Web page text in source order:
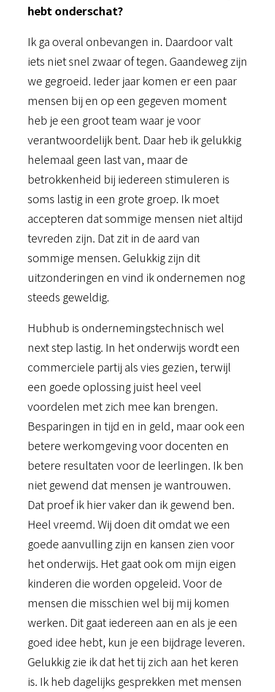
hebt onderschat?
Ik ga overal onbevangen in. Daardoor valt
iets niet snel zwaar of tegen. Gaandeweg zijn
we gegroeid. Ieder jaar komen er een paar
mensen bij en op een gegeven moment
heb je een groot team waar je voor
verantwoordelijk bent. Daar heb ik gelukkig
helemaal geen last van, maar de
betrokkenheid bij iedereen stimuleren is
soms lastig in een grote groep. Ik moet
accepteren dat sommige mensen niet altijd
tevreden zijn. Dat zit in de aard van
sommige mensen. Gelukkig zijn dit
uitzonderingen en vind ik ondernemen nog
steeds geweldig.
Hubhub is ondernemingstechnisch wel
next step lastig. In het onderwijs wordt een
commerciele partij als vies gezien, terwijl
een goede oplossing juist heel veel
voordelen met zich mee kan brengen.
Besparingen in tijd en in geld, maar ook een
betere werkomgeving voor docenten en
betere resultaten voor de leerlingen. Ik ben
niet gewend dat mensen je wantrouwen.
Dat proef ik hier vaker dan ik gewend ben.
Heel vreemd. Wij doen dit omdat we een
goede aanvulling zijn en kansen zien voor
het onderwijs. Het gaat ook om mijn eigen
kinderen die worden opgeleid. Voor de
mensen die misschien wel bij mij komen
werken. Dit gaat iedereen aan en als je een
goed idee hebt, kun je een bijdrage leveren.
Gelukkig zie ik dat het tij zich aan het keren
is. Ik heb dagelijks gesprekken met mensen